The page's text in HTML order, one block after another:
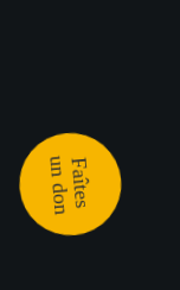
Faîtes
un don